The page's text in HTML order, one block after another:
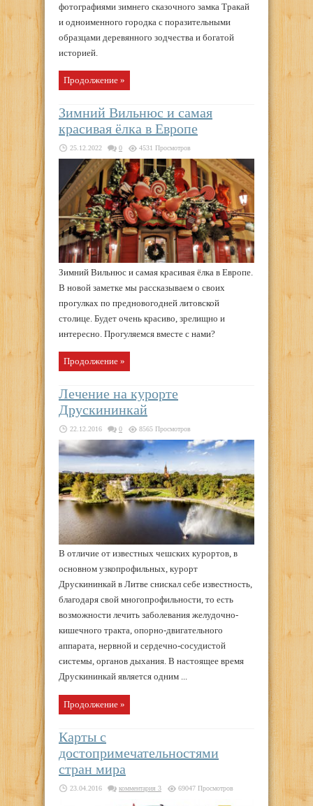
фотографиями зимнего сказочного замка Тракай
и одноименного городка с поразительными
образцами деревянного зодчества и богатой
историей.
Продолжение »
Зимний Вильнюс и самая
красивая ёлка в Европе
25.12.2022 0 4531 Просмотров
Зимний Вильнюс и самая красивая ёлка в Европе.
В новой заметке мы рассказываем о своих
прогулках по предновогодней литовской
столице. Будет очень красиво, зрелищно и
интересно. Прогуляемся вместе с нами?
Продолжение »
Лечение на курорте
Друскининкай
22.12.2016 0 8565 Просмотров
В отличие от известных чешских курортов, в
основном узкопрофильных, курорт
Друскининкай в Литве снискал себе известность,
благодаря свой многопрофильности, то есть
возможности лечить заболевания желудочно-
кишечного тракта, опорно-двигательного
аппарата, нервной и сердечно-сосудистой
системы, органов дыхания. В настоящее время
Друскининкай является одним ...
Продолжение »
Карты с
достопримечательностями
стран мира
23.04.2016 комментария 3 69047 Просмотров